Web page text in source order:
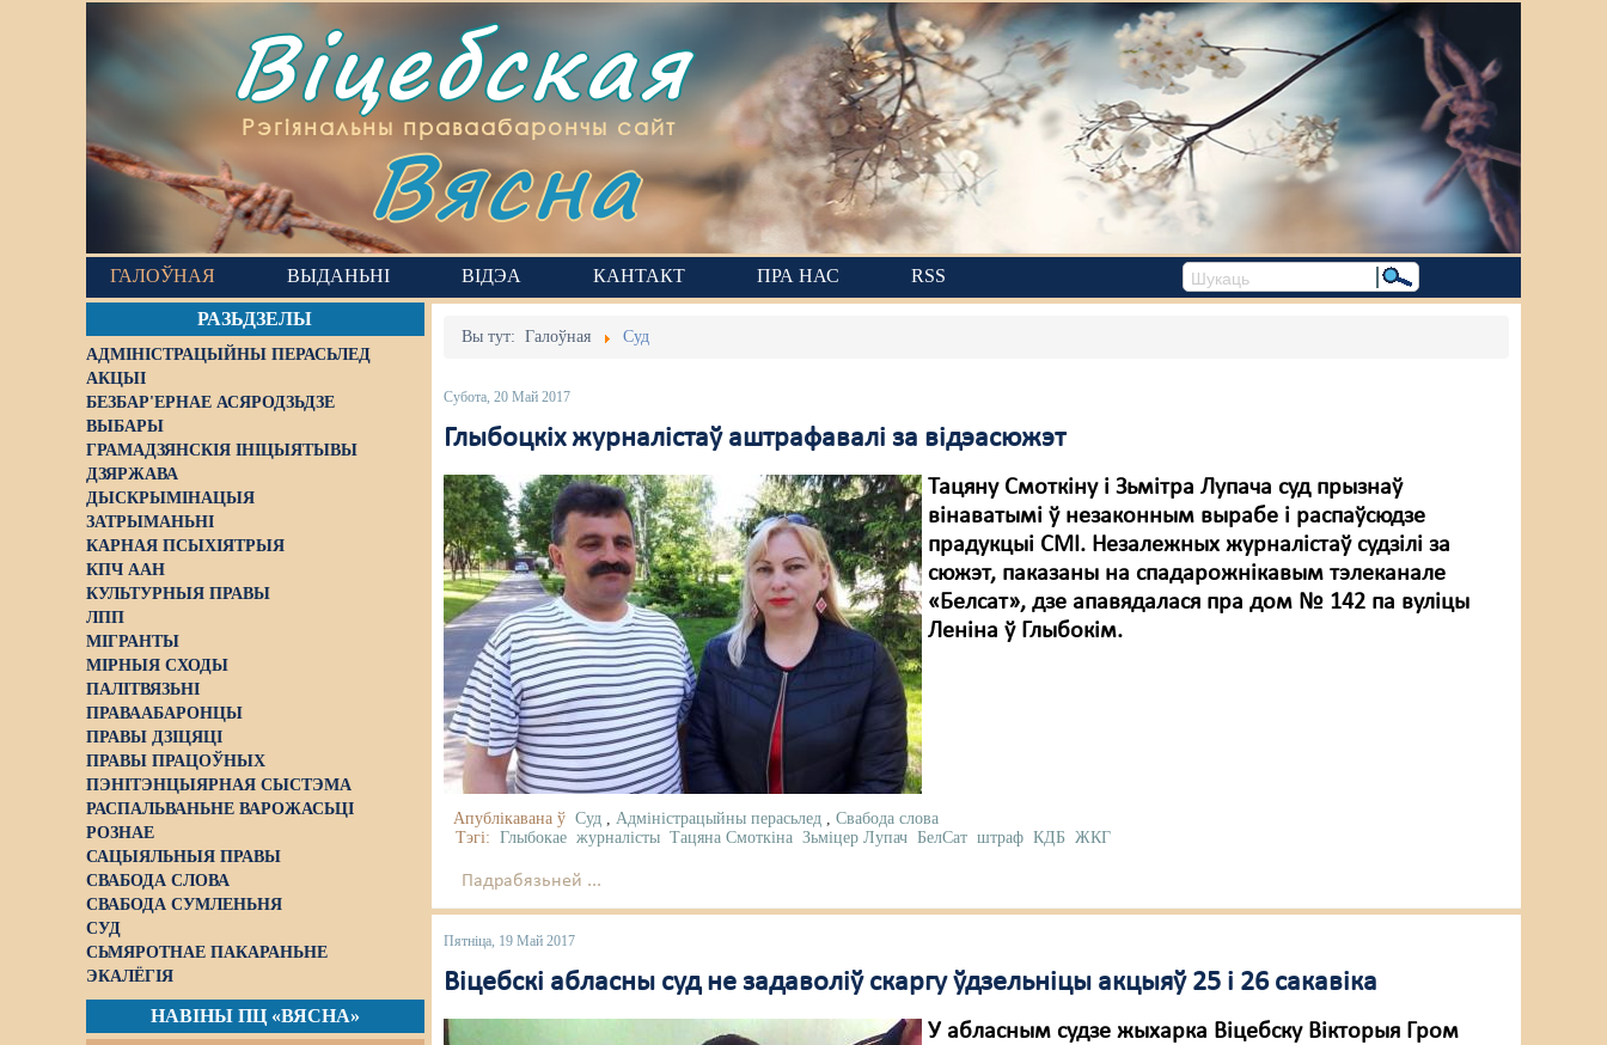
Віцебская
Рэгіянальны праваабарончы сайт
Вясна
ГАЛОЎНАЯ ВЫДАНЬНІ ВІДЭА КАНТАКТ ПРА НАС RSS
РАЗЬДЗЕЛЫ
АДМІНІСТРАЦЫЙНЫ ПЕРАСЬЛЕД
АКЦЫІ
БЕЗБАР'ЕРНАЕ АСЯРОДЗЬДЗЕ
ВЫБАРЫ
ГРАМАДЗЯНСКІЯ ІНІЦЫЯТЫВЫ
ДЗЯРЖАВА
ДЫСКРЫМІНАЦЫЯ
ЗАТРЫМАНЬНІ
КАРНАЯ ПСЫХІЯТРЫЯ
КПЧ ААН
КУЛЬТУРНЫЯ ПРАВЫ
ЛПП
МІГРАНТЫ
МІРНЫЯ СХОДЫ
ПАЛІТВЯЗЬНІ
ПРАВААБАРОНЦЫ
ПРАВЫ ДЗІЦЯЦІ
ПРАВЫ ПРАЦОЎНЫХ
ПЭНІТЭНЦЫЯРНАЯ СЫСТЭМА
РАСПАЛЬВАНЬНЕ ВАРОЖАСЬЦІ
РОЗНАЕ
САЦЫЯЛЬНЫЯ ПРАВЫ
СВАБОДА СЛОВА
СВАБОДА СУМЛЕНЬНЯ
СУД
СЬМЯРОТНАЕ ПАКАРАНЬНЕ
ЭКАЛЁГІЯ
НАВІНЫ ПЦ «ВЯСНА»
Вы тут:Галоўная Суд
Субота, 20 Май 2017
Глыбоцкіх журналістаў аштрафавалі за відэасюжэт
Тацяну Смоткіну і Зьмітра Лупача суд прызнаў
вінаватымі ў незаконным вырабе і распаўсюдзе
прадукцыі СМІ. Незалежных журналістаў судзілі за
сюжэт, паказаны на спадарожнікавым тэлеканале
«Белсат», дзе апавядалася пра дом № 142 па вуліцы
Леніна ў Глыбокім.
Апублікавана ў Суд ,Адміністрацыйны перасьлед ,Свабода слова
Тэгі:
Глыбокае журналісты Тацяна Смоткіна Зьміцер Лупач БелСат штраф КДБ ЖКГ
Падрабязьней ...
Пятніца, 19 Май 2017
Віцебскі абласны суд не задаволіў скаргу ўдзельніцы акцыяў 25 і 26 сакавіка
У абласным судзе жыхарка Віцебску Вікторыя Гром